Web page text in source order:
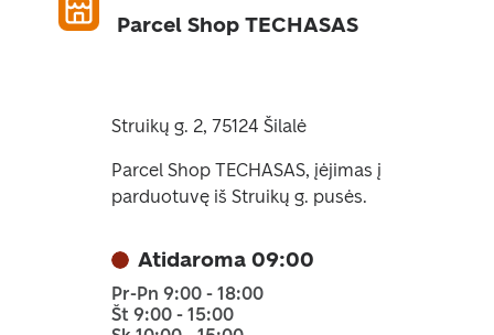
Parcel Shop TECHASAS
Struikų g. 2, 75124 Šilalė
Parcel Shop TECHASAS, įėjimas į
parduotuvę iš Struikų g. pusės.
Atidaroma 09:00
Pr-Pn 9:00 - 18:00
Št 9:00 - 15:00